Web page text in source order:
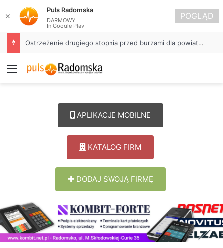
Ostrzeżenie drugiego stopnia przed burzami dla powiatu radomszczańskiego
Menu
APLIKACJE MOBILNE
KATALOG FIRM
DODAJ SWOJĄ FIRMĘ
✕
Puls Radomska
DARMOWY
In Google Play
POGLĄD